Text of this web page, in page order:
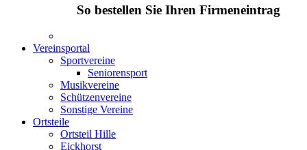
So bestellen Sie Ihren Firmeneintrag
Vereinsportal
Sportvereine
Seniorensport
Musikvereine
Schützenvereine
Sonstige Vereine
Ortsteile
Ortsteil Hille
Eickhorst